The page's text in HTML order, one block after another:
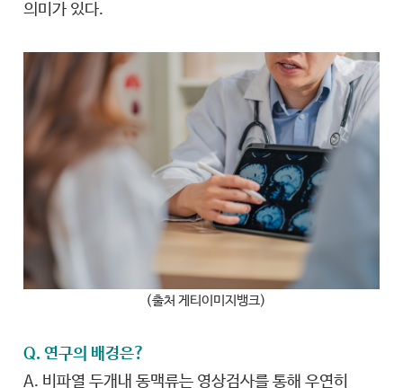
의미가 있다.
(출처 게티이미지뱅크)
Q. 연구의 배경은?
A. 비파열 두개내 동맥류는 영상검사를 통해 우연히